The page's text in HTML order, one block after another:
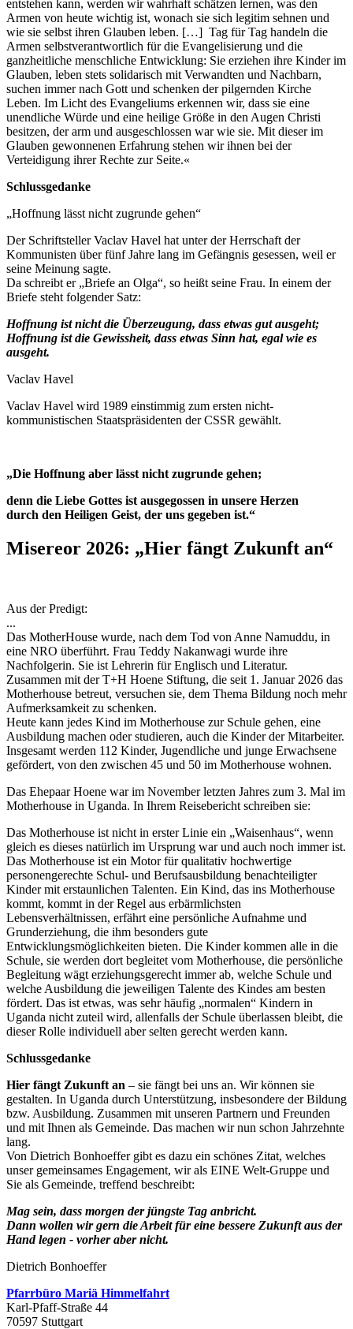
entstehen kann, werden wir wahrhaft schätzen lernen, was den
Armen von heute wichtig ist, wonach sie sich legitim sehnen und
wie sie selbst ihren Glauben leben. […] Tag für Tag handeln die
Armen selbstverantwortlich für die Evangelisierung und die
ganzheitliche menschliche Entwicklung: Sie erziehen ihre Kinder im
Glauben, leben stets solidarisch mit Verwandten und Nachbarn,
suchen immer nach Gott und schenken der pilgernden Kirche
Leben. Im Licht des Evangeliums erkennen wir, dass sie eine
unendliche Würde und eine heilige Größe in den Augen Christi
besitzen, der arm und ausgeschlossen war wie sie. Mit dieser im
Glauben gewonnenen Erfahrung stehen wir ihnen bei der
Verteidigung ihrer Rechte zur Seite.«
Schlussgedanke
„Hoffnung lässt nicht zugrunde gehen“
Der Schriftsteller Vaclav Havel hat unter der Herrschaft der
Kommunisten über fünf Jahre lang im Gefängnis gesessen, weil er
seine Meinung sagte.
Da schreibt er „Briefe an Olga“, so heißt seine Frau. In einem der
Briefe steht folgender Satz:
Hoffnung ist nicht die Überzeugung, dass etwas gut ausgeht;
Hoffnung ist die Gewissheit, dass etwas Sinn hat, egal wie es
ausgeht.
Vaclav Havel
Vaclav Havel wird 1989 einstimmig zum ersten nicht-
kommunistischen Staatspräsidenten der CSSR gewählt.
„Die Hoffnung aber lässt nicht zugrunde gehen;
denn die Liebe Gottes ist ausgegossen in unsere Herzen
durch den Heiligen Geist, der uns gegeben ist.“
Misereor 2026: „Hier fängt Zukunft an“
Aus der Predigt:
...
Das MotherHouse wurde, nach dem Tod von Anne Namuddu, in
eine NRO überführt. Frau Teddy Nakanwagi wurde ihre
Nachfolgerin. Sie ist Lehrerin für Englisch und Literatur.
Zusammen mit der T+H Hoene Stiftung, die seit 1. Januar 2026 das
Motherhouse betreut, versuchen sie, dem Thema Bildung noch mehr
Aufmerksamkeit zu schenken.
Heute kann jedes Kind im Motherhouse zur Schule gehen, eine
Ausbildung machen oder studieren, auch die Kinder der Mitarbeiter.
Insgesamt werden 112 Kinder, Jugendliche und junge Erwachsene
gefördert, von den zwischen 45 und 50 im Motherhouse wohnen.
Das Ehepaar Hoene war im November letzten Jahres zum 3. Mal im
Motherhouse in Uganda. In Ihrem Reisebericht schreiben sie:
Das Motherhouse ist nicht in erster Linie ein „Waisenhaus“, wenn
gleich es dieses natürlich im Ursprung war und auch noch immer ist.
Das Motherhouse ist ein Motor für qualitativ hochwertige
personengerechte Schul- und Berufsausbildung benachteiligter
Kinder mit erstaunlichen Talenten. Ein Kind, das ins Motherhouse
kommt, kommt in der Regel aus erbärmlichsten
Lebensverhältnissen, erfährt eine persönliche Aufnahme und
Grunderziehung, die ihm besonders gute
Entwicklungsmöglichkeiten bieten. Die Kinder kommen alle in die
Schule, sie werden dort begleitet vom Motherhouse, die persönliche
Begleitung wägt erziehungsgerecht immer ab, welche Schule und
welche Ausbildung die jeweiligen Talente des Kindes am besten
fördert. Das ist etwas, was sehr häufig „normalen“ Kindern in
Uganda nicht zuteil wird, allenfalls der Schule überlassen bleibt, die
dieser Rolle individuell aber selten gerecht werden kann.
Schlussgedanke
Hier fängt Zukunft an – sie fängt bei uns an. Wir können sie
gestalten. In Uganda durch Unterstützung, insbesondere der Bildung
bzw. Ausbildung. Zusammen mit unseren Partnern und Freunden
und mit Ihnen als Gemeinde. Das machen wir nun schon Jahrzehnte
lang.
Von Dietrich Bonhoeffer gibt es dazu ein schönes Zitat, welches
unser gemeinsames Engagement, wir als EINE Welt-Gruppe und
Sie als Gemeinde, treffend beschreibt:
Mag sein, dass morgen der jüngste Tag anbricht.
Dann wollen wir gern die Arbeit für eine bessere Zukunft aus der
Hand legen - vorher aber nicht.
Dietrich Bonhoeffer
Pfarrbüro Mariä Himmelfahrt
Karl-Pfaff-Straße 44
70597 Stuttgart